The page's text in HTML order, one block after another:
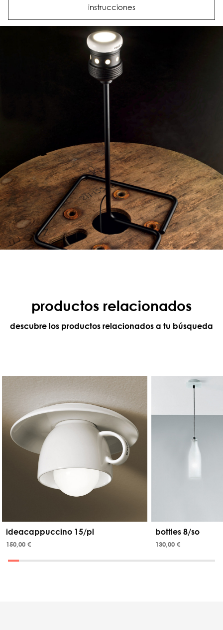
instrucciones
productos relacionados
descubre los productos relacionados a tu búsqueda
ideacappuccino 15/pl
150,00 €
bottles 8/so
130,00 €